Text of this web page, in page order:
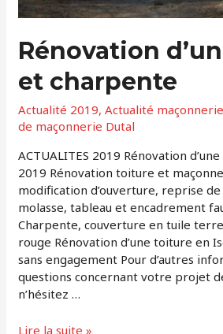
Rénovation
et charpente
Actualité 2019,Actualité maçonnerie
de maçonnerie Dutal
ACTUALITES 2019 Rénovation
2019 Rénovation toiture et
modification d’ouverture, reprise
molasse, tableau et encadrement
Charpente, couverture en tuile
rouge Rénovation d’une toiture en
sans engagement Pour d’autres
questions concernant votre projet
n’hésitez …
Lire la suite »